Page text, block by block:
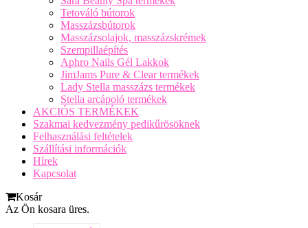
Tetováló bútorok
Masszázsbútorok
Masszázsolajok, masszázskrémek
Szempillaépítés
Aphro Nails Gél Lakkok
JimJams Pure & Clear termékek
Lady Stella masszázs termékek
Stella arcápoló termékek
AKCIÓS TERMÉKEK
Szakmai kedvezmény pedikűrösöknek
Felhasználási feltételek
Szállítási információk
Hírek
Kapcsolat
Kosár
Az Ön kosara üres.